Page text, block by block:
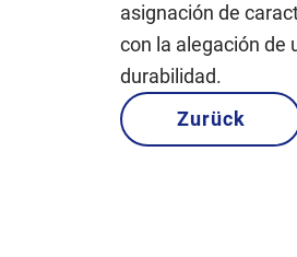
asignación de
con la alegación de
durabilidad.
Zurück